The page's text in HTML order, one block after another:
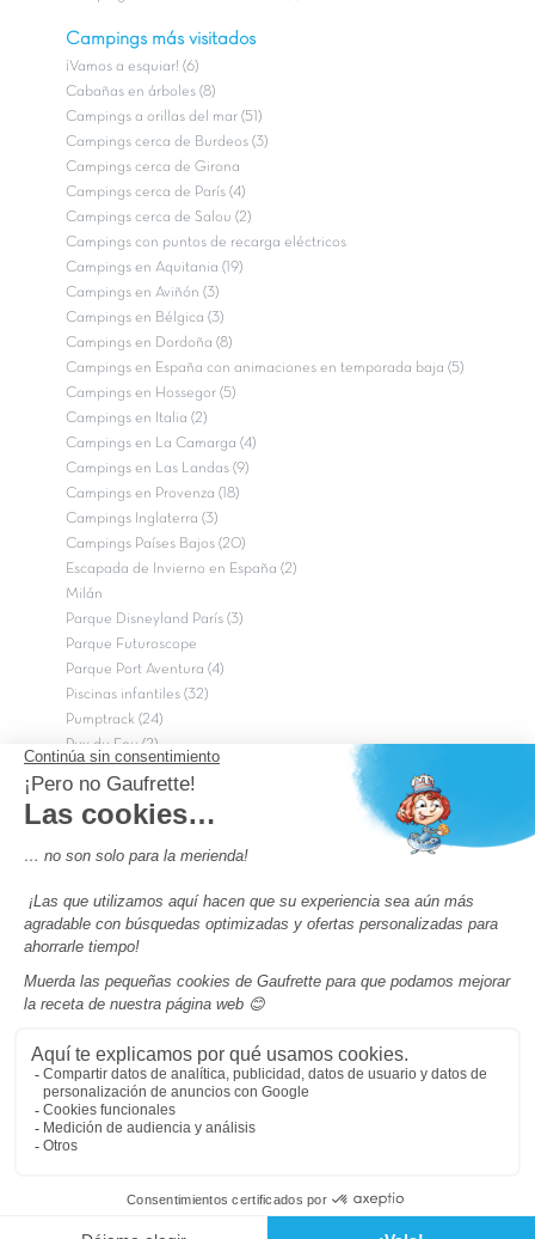
Campings más visitados
¡Vamos a esquiar! (6)
Cabañas en árboles (8)
Campings a orillas del mar (51)
Campings cerca de Burdeos (3)
Campings cerca de Girona
Campings cerca de París (4)
Campings cerca de Salou (2)
Campings con puntos de recarga eléctricos
Campings en Aquitania (19)
Campings en Aviñón (3)
Campings en Bélgica (3)
Campings en Dordoña (8)
Campings en España con animaciones en temporada baja (5)
Campings en Hossegor (5)
Campings en Italia (2)
Campings en La Camarga (4)
Campings en Las Landas (9)
Campings en Provenza (18)
Campings Inglaterra (3)
Campings Países Bajos (20)
Escapada de Invierno en España (2)
Milán
Parque Disneyland París (3)
Parque Futuroscope
Parque Port Aventura (4)
Piscinas infantiles (32)
Pumptrack (24)
Puy du Fou (2)
Semana Santa (17)
tripadvisor Traveler’s Choice 2026 (43)
Los camping con piscinas en Francia
Camping Barcelona
Camping Murcia
Camping Costa daurada
Pass camping
Preguntas más frecuentes
Aviso legal
Notas legales
Condiciones generales de venta